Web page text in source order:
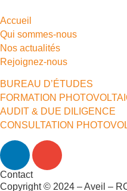
Accueil
Qui sommes-nous
Nos actualités
Rejoignez-nous
BUREAU D’ÉTUDES
FORMATION
AUDIT & DUE DILIGENCE
CONSULTATION
Contact
Copyright © 2024 – Aveil –